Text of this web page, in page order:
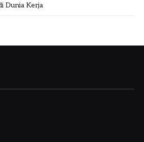
Dunia Kerja